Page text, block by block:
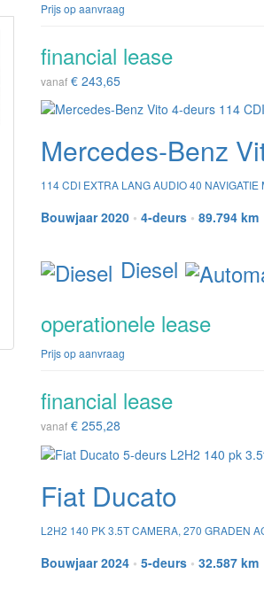
Prijs op aanvraag
financial lease
vanaf € 243,65
Mercedes-Benz
114 CDI EXTRA LANG AUDIO 40
Bouwjaar 2020 • 4-deurs • 89.794 km
Diesel
operationele lease
Prijs op aanvraag
financial lease
vanaf € 255,28
Fiat Ducato
L2H2 140 PK 3.5T CAMERA, 270 GRADEN
Bouwjaar 2024 • 5-deurs • 32.587 km